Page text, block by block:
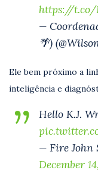
https://t.co/
—
🌴)
Ele bem próximo a
inteligência e
Hello K.J.
— Fire John
December